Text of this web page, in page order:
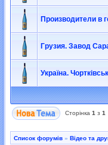
Производители в
Грузия. Завод
Україна.
Сторінка 1 з 1
Список форумів » Відео та